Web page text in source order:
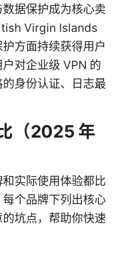
据保护成为核心卖
Virgin Islands
方面持续获得用户
对企业级 VPN 的
身份认证、日志最
（2025 年
实际使用体验都比
个品牌下列出核心
坑点，帮助你快速